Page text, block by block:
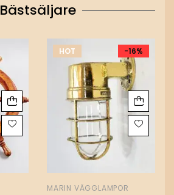
Bästsäljare
HOT -16%
MARIN VÄGGLAMPOR